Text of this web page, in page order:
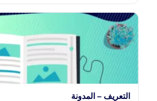
التعريف – المدونة